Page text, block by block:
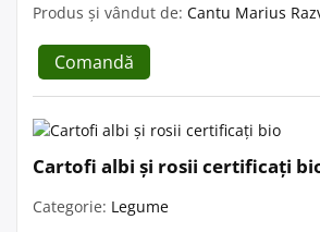
Produs și vândut de: Cantu Marius
Comandă
Cartofi albi și rosii certificați
Categorie: Legume